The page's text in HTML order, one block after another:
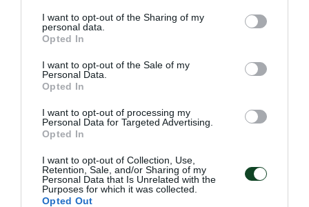
not limited to your visit or usage behaviour. You may click to
grant or deny consent to Google and its third-party tags to
use your data for below specified purposes in below Google
consent section.
I want to opt-out of the Sharing of my
personal data.
Opted In
I want to opt-out of the Sale of my
Personal Data.
Opted In
I want to opt-out of processing my
Personal Data for Targeted Advertising.
Opted In
I want to opt-out of Collection, Use,
Retention, Sale, and/or Sharing of my
Personal Data that Is Unrelated with the
Purposes for which it was collected.
Opted Out
Πραγματοποιήθηκε το Πρωτάθλημα Ελλάδας σκητ με τον
Μάκη Μίτα να καταλαμβάνει την Τρίτη θέση.
07.06.2026 ΣΚΟΠΟΒΟΛΗ
ΤΕΛΕΥΤΑΙΑ ΝΕΑ